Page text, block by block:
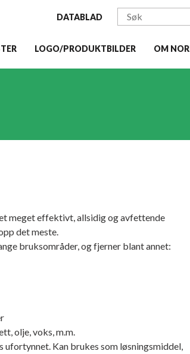
DATABLAD
LOGO/PRODUKTBILDER OM
meget effektivt, allsidig og avfettende
det meste.
bruksområder, og fjerner blant annet:
olje, voks, m.m.
ufortynnet. Kan brukes som løsningsmiddel,